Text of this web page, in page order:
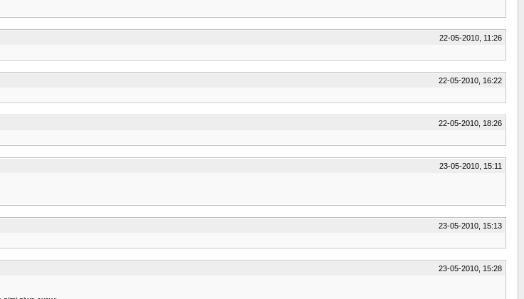
22-05-2010, 11:26
22-05-2010, 16:22
22-05-2010, 18:26
23-05-2010, 15:11
23-05-2010, 15:13
23-05-2010, 15:28